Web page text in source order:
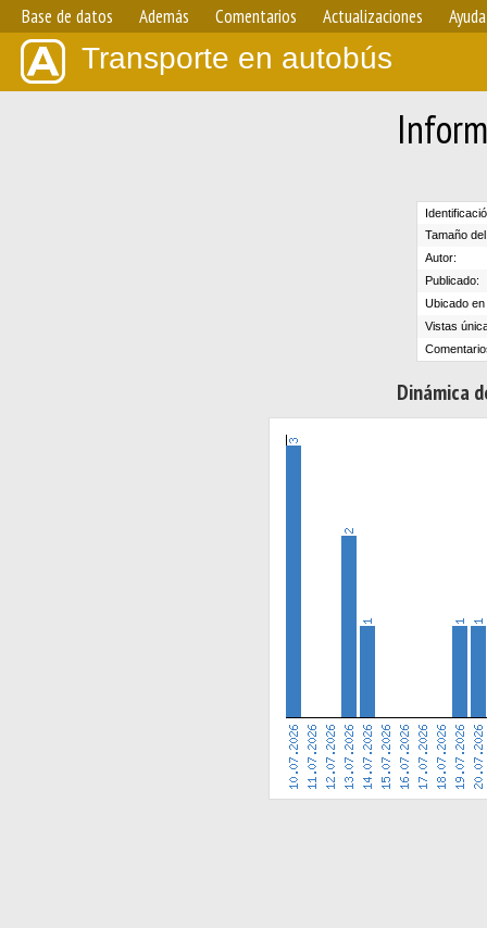
Base de datos Además Comentarios Actualizaciones Ayuda
Transporte en autobús
Tamaño
Autor:
Publicado:
Ubicado
Vistas
Dinámica